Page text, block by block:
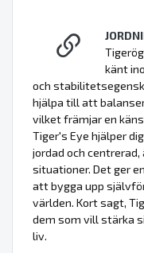
känt
och
hjälpa till att
vilket främjar en
Tiger's Eye hjälper
jordad och
situationer. Det ger
att bygga upp
världen. Kort sagt,
dem som vill stärka
liv.